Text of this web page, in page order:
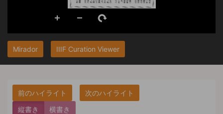
Mirador IIIF Curation Viewer
縦書き 横書き